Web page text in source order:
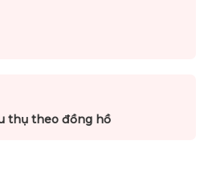
thụ theo đồng hồ